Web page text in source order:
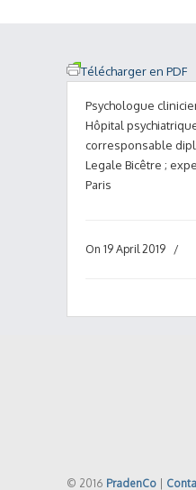
Télécharger en PDF
Psychologue
Hôpital
corresponsable
Legale Bicêtre ;
Paris
On 19 April 2019 /
© 2016 PradenCo